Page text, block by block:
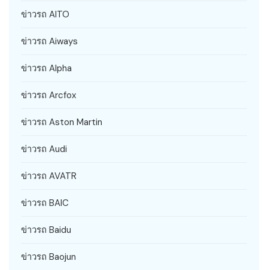
ข่าวรถ AITO
ข่าวรถ Aiways
ข่าวรถ Alpha
ข่าวรถ Arcfox
ข่าวรถ Aston Martin
ข่าวรถ Audi
ข่าวรถ AVATR
ข่าวรถ BAIC
ข่าวรถ Baidu
ข่าวรถ Baojun